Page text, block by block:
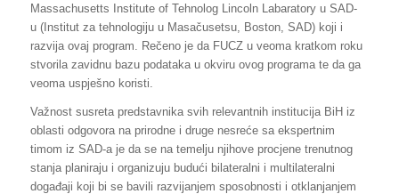
Massachusetts Institute of Tehnolog Lincoln Labaratory u SAD-
u (Institut za tehnologiju u Masačusetsu, Boston, SAD) koji i
razvija ovaj program. Rečeno je da FUCZ u veoma kratkom roku
stvorila zavidnu bazu podataka u okviru ovog programa te da ga
veoma uspješno koristi.
Važnost susreta predstavnika svih relevantnih institucija BiH iz
oblasti odgovora na prirodne i druge nesreće sa ekspertnim
timom iz SAD-a je da se na temelju njihove procjene trenutnog
stanja planiraju i organizuju budući bilateralni i multilateralni
događaji koji bi se bavili razvijanjem sposobnosti i otklanjanjem